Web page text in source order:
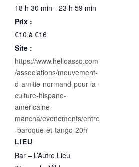
18 h 30 min - 23 h 59 min
Prix :
€10 à €16
Site :
https://www.helloasso.com
/associations/mouvement-
d-amitie-normand-pour-la-
culture-hispano-
americaine-
mancha/evenements/entre
-baroque-et-tango-20h
LIEU
Bar – L’Autre Lieu